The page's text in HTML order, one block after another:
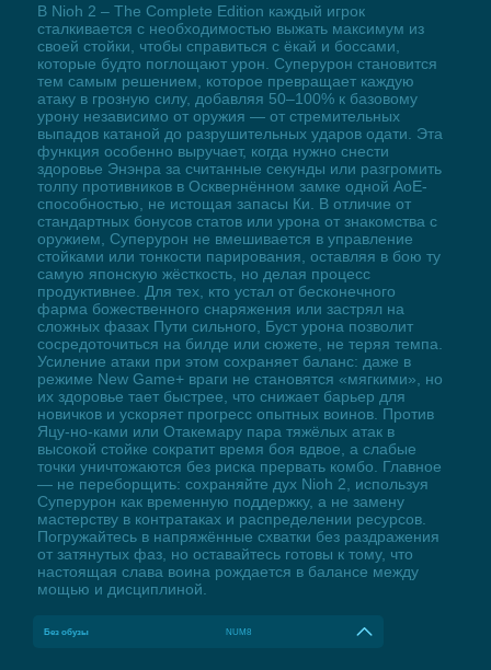
В Nioh 2 – The Complete Edition каждый игрок
сталкивается с необходимостью выжать максимум из
своей стойки, чтобы справиться с ёкай и боссами,
которые будто поглощают урон. Суперурон становится
тем самым решением, которое превращает каждую
атаку в грозную силу, добавляя 50–100% к базовому
урону независимо от оружия — от стремительных
выпадов катаной до разрушительных ударов одати. Эта
функция особенно выручает, когда нужно снести
здоровье Энэнра за считанные секунды или разгромить
толпу противников в Осквернённом замке одной AoE-
способностью, не истощая запасы Ки. В отличие от
стандартных бонусов статов или урона от знакомства с
оружием, Суперурон не вмешивается в управление
стойками или тонкости парирования, оставляя в бою ту
самую японскую жёсткость, но делая процесс
продуктивнее. Для тех, кто устал от бесконечного
фарма божественного снаряжения или застрял на
сложных фазах Пути сильного, Буст урона позволит
сосредоточиться на билде или сюжете, не теряя темпа.
Усиление атаки при этом сохраняет баланс: даже в
режиме New Game+ враги не становятся «мягкими», но
их здоровье тает быстрее, что снижает барьер для
новичков и ускоряет прогресс опытных воинов. Против
Яцу-но-ками или Отакемару пара тяжёлых атак в
высокой стойке сократит время боя вдвое, а слабые
точки уничтожаются без риска прервать комбо. Главное
— не переборщить: сохраняйте дух Nioh 2, используя
Суперурон как временную поддержку, а не замену
мастерству в контратаках и распределении ресурсов.
Погружайтесь в напряжённые схватки без раздражения
от затянутых фаз, но оставайтесь готовы к тому, что
настоящая слава воина рождается в балансе между
мощью и дисциплиной.
Без обузы NUM8